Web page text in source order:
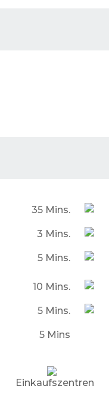
35 Mins.
3 Mins.
5 Mins.
10 Mins.
5 Mins.
5 Mins
Einkaufszentren